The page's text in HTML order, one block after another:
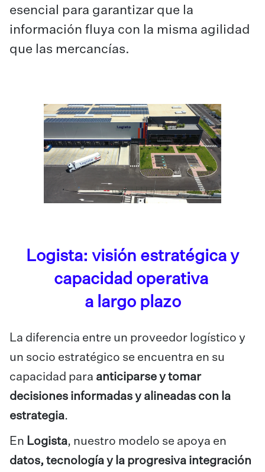
esencial para garantizar que la
información fluya con la misma agilidad
que las mercancías.
Logista: visión estratégica y
capacidad operativa
a largo plazo
La diferencia entre un proveedor logístico y
un socio estratégico se encuentra en su
capacidad para anticiparse y tomar
decisiones informadas y alineadas con la
estrategia.
En Logista, nuestro modelo se apoya en
datos, tecnología y la progresiva integración